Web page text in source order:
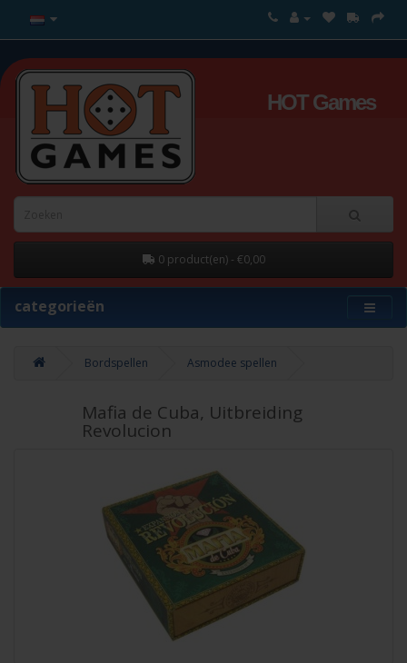
HOT Games
0 product(en) - €0,00
categorieën
Bordspellen Asmodee spellen
Mafia de Cuba, Uitbreiding
Revolucion